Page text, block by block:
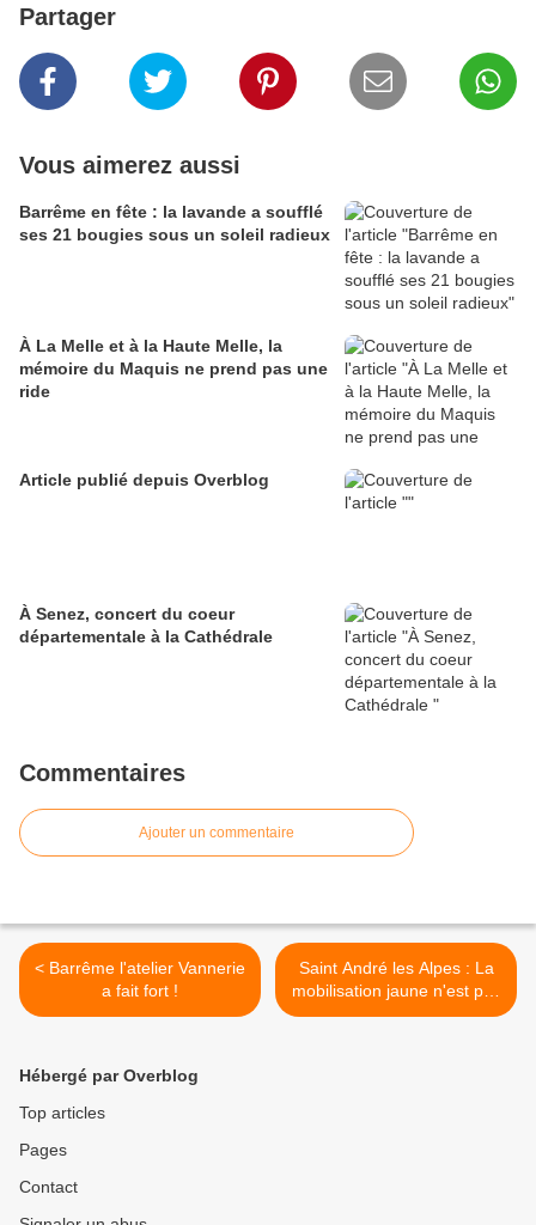
Partager
Vous aimerez aussi
Barrême en fête : la lavande a soufflé
ses 21 bougies sous un soleil radieux
À La Melle et à la Haute Melle, la
mémoire du Maquis ne prend pas une
ride
Article publié depuis Overblog
À Senez, concert du coeur
départementale à la Cathédrale
Commentaires
Ajouter un commentaire
< Barrême l'atelier Vannerie
a fait fort !
Saint André les Alpes : La
mobilisation jaune n'est pas
finie ! >
Hébergé par Overblog
Top articles
Pages
Contact